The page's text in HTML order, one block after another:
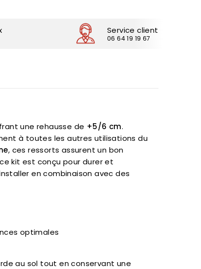
Service client
06 64 19 19 67
une rehausse de +5/6 cm.
à toutes les autres utilisations du
, ces ressorts assurent un bon
kit est conçu pour durer et
en combinaison avec des
optimales
au sol tout en conservant une